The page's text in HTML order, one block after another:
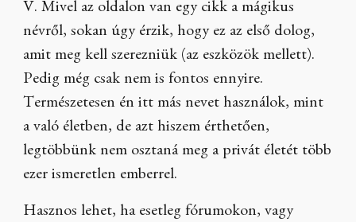
V. Mivel az oldalon van egy cikk a mágikus
névről, sokan úgy érzik, hogy ez az első dolog,
amit meg kell szerezniük (az eszközök mellett).
Pedig még csak nem is fontos ennyire.
Természetesen én itt más nevet használok, mint
a való életben, de azt hiszem érthetően,
legtöbbünk nem osztaná meg a privát életét több
ezer ismeretlen emberrel.
Hasznos lehet, ha esetleg fórumokon, vagy